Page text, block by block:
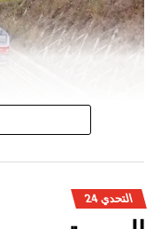
وتندرج هذه الخطوة
أطلقه المكتب الوطني
وتتميز القاطرات الجديدة
التحدي 24